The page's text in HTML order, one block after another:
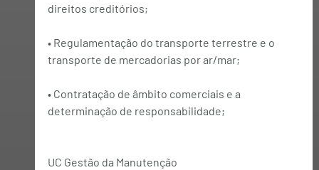
direitos creditórios;
• Regulamentação do transporte terrestre e o
transporte de mercadorias por ar/mar;
• Contratação de âmbito comerciais e a
determinação de responsabilidade;
UC Gestão da Manutenção